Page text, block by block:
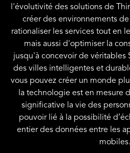
l'évolutivité des solutions de
créer des environnements
rationaliser les services tout en
mais aussi d'optimiser la
jusqu'à concevoir de véritables
des villes intelligentes et
vous pouvez créer un monde
la technologie est en mesure
significative la vie des
pouvoir lié à la possibilité
entier des données entre les
mobiles.